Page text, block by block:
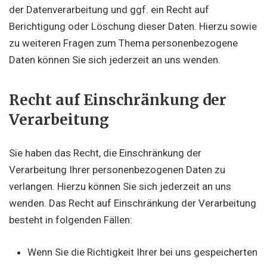
der Datenverarbeitung und ggf. ein Recht auf
Berichtigung oder Löschung dieser Daten. Hierzu sowie
zu weiteren Fragen zum Thema personenbezogene
Daten können Sie sich jederzeit an uns wenden.
Recht auf Einschränkung der
Verarbeitung
Sie haben das Recht, die Einschränkung der
Verarbeitung Ihrer personenbezogenen Daten zu
verlangen. Hierzu können Sie sich jederzeit an uns
wenden. Das Recht auf Einschränkung der Verarbeitung
besteht in folgenden Fällen:
Wenn Sie die Richtigkeit Ihrer bei uns gespeicherten